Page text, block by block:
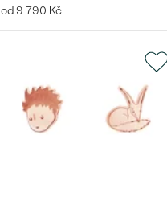
od 9 790 Kč